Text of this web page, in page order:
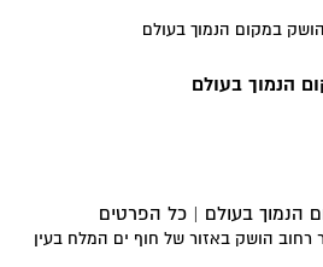
במקום הנמוך בעולם
הנמוך בעולם
הנמוך בעולם | כל הפרטים
רחוב הושק באזור של חוף ים המלח בעין